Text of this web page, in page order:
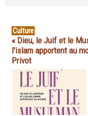
Culture
« Dieu, le Juif et le
l'islam apportent au
Privot